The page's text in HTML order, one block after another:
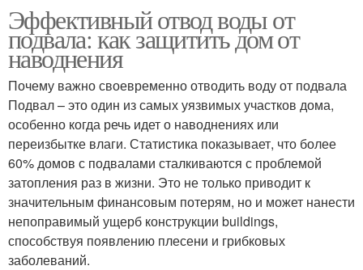
Эффективный отвод воды от
подвала: как защитить дом от
наводнения
Почему важно своевременно отводить воду от подвала
Подвал – это один из самых уязвимых участков дома,
особенно когда речь идет о наводнениях или
переизбытке влаги. Статистика показывает, что более
60% домов с подвалами сталкиваются с проблемой
затопления раз в жизни. Это не только приводит к
значительным финансовым потерям, но и может нанести
непоправимый ущерб конструкции buildings,
способствуя появлению плесени и грибковых
заболеваний.